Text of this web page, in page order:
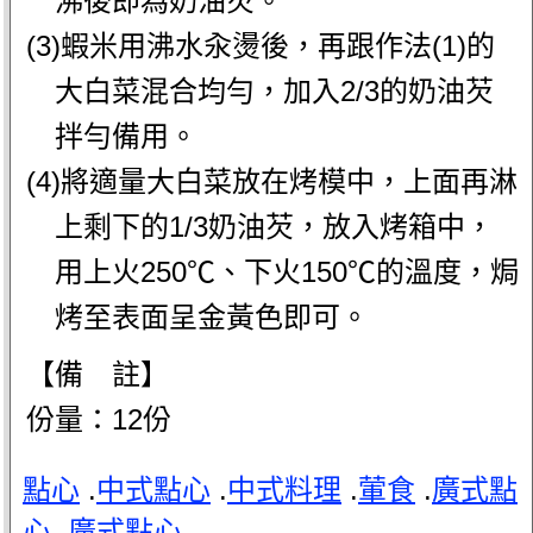
(3)蝦米用沸水汆燙後，再跟作法(1)的
大白菜混合均勻，加入2/3的奶油芡
拌勻備用。
(4)將適量大白菜放在烤模中，上面再淋
上剩下的1/3奶油芡，放入烤箱中，
用上火250℃、下火150℃的溫度，焗
烤至表面呈金黃色即可。
【備 註】
份量：12份
點心 .中式點心 .中式料理 .葷食 .廣式點